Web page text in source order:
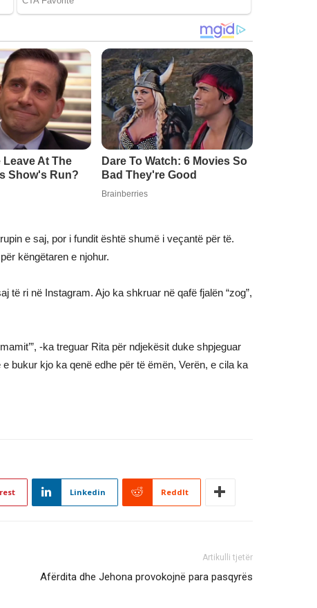
e saj, por i fundit është shumë i veçantë për të.
këngëtaren e njohur.
të ri në Instagram. Ajo ka shkruar në qafë fjalën “zog”,
-ka treguar Rita për ndjekësit duke shpjeguar
bukur kjo ka qenë edhe për të ëmën, Verën, e cila ka
Linkedin ReddIt
Artikulli tjetër
Afërdita dhe Jehona provokojnë para pasqyrës